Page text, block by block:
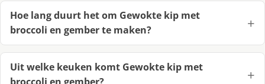
Hoe lang duurt het om Gewokte kip met
broccoli en gember te maken?
Uit welke keuken komt Gewokte kip met